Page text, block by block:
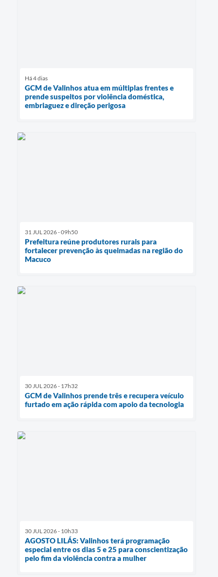
Há 4 dias
GCM de Valinhos atua em múltiplas frentes e
prende suspeitos por violência doméstica,
embriaguez e direção perigosa
31 JUL 2026 - 09h50
Prefeitura reúne produtores rurais para
fortalecer prevenção às queimadas na região do
Macuco
30 JUL 2026 - 17h32
GCM de Valinhos prende três e recupera veículo
furtado em ação rápida com apoio da tecnologia
30 JUL 2026 - 10h33
AGOSTO LILÁS: Valinhos terá programação
especial entre os dias 5 e 25 para conscientização
pelo fim da violência contra a mulher